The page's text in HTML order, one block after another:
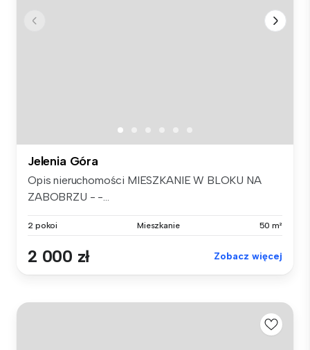
Jelenia Góra
Opis nieruchomości MIESZKANIE W BLOKU NA
ZABOBRZU - -...
2 pokoi Mieszkanie 50 m²
2 000 zł Zobacz więcej